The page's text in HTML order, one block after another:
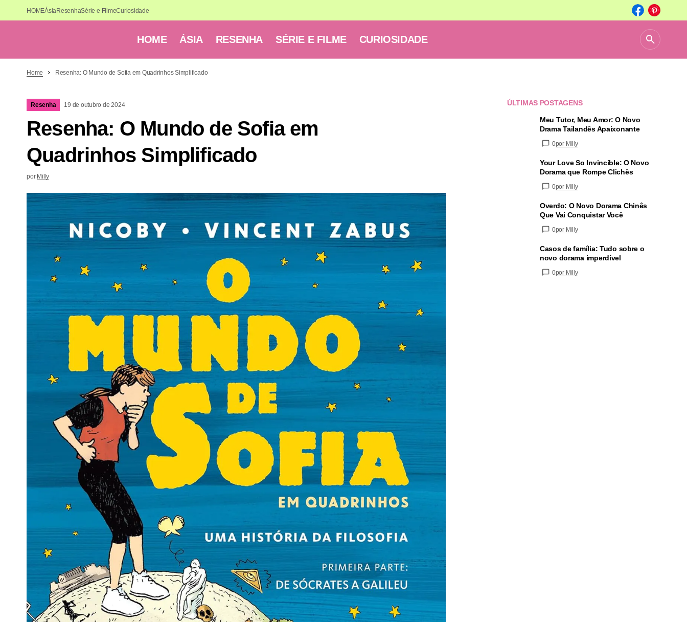
HOMEÁsiaResenhaSérie e FilmeCuriosidade
HOME ÁSIA RESENHA SÉRIE E FILME CURIOSIDADE
Home Resenha: O Mundo de Sofia em Quadrinhos Simplificado
Resenha 19 de outubro de 2024
Resenha: O Mundo de Sofia em
Quadrinhos Simplificado
por Milly
ÚLTIMAS POSTAGENS
Meu Tutor, Meu Amor: O Novo
Drama Tailandês Apaixonante
0por Milly
Your Love So Invincible: O Novo
Dorama que Rompe Clichês
0por Milly
Overdo: O Novo Dorama Chinês
Que Vai Conquistar Você
0por Milly
Casos de família: Tudo sobre o
novo dorama imperdível
0por Milly